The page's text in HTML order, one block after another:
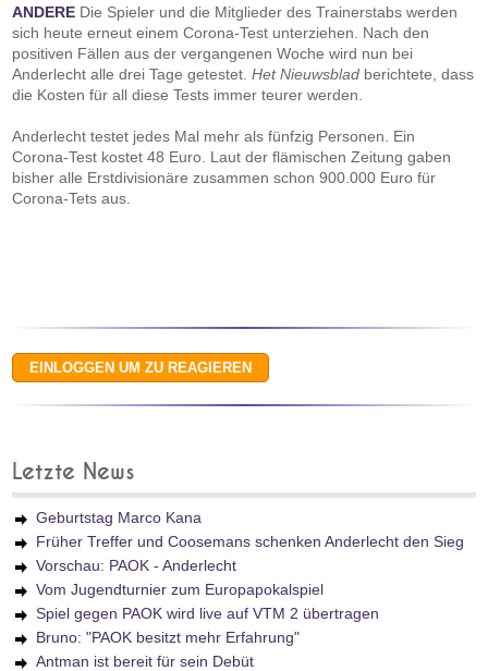
ANDERE Die Spieler und die Mitglieder des Trainerstabs werden
sich heute erneut einem Corona-Test unterziehen. Nach den
positiven Fällen aus der vergangenen Woche wird nun bei
Anderlecht alle drei Tage getestet.Het Nieuwsblad berichtete, dass
die Kosten für all diese Tests immer teurer werden.
Anderlecht testet jedes Mal mehr als fünfzig Personen. Ein
Corona-Test kostet 48 Euro. Laut der flämischen Zeitung gaben
bisher alle Erstdivisionäre zusammen schon 900.000 Euro für
Corona-Tets aus.
Letzte News
Geburtstag Marco Kana
Früher Treffer und Coosemans schenken Anderlecht den Sieg
Vorschau: PAOK - Anderlecht
Vom Jugendturnier zum Europapokalspiel
Spiel gegen PAOK wird live auf VTM 2 übertragen
Bruno: "PAOK besitzt mehr Erfahrung"
Antman ist bereit für sein Debüt